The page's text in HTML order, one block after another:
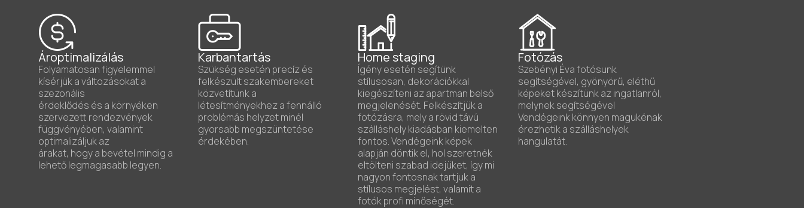
Ároptimalizálás
Folyamatosan figyelemmel
kísérjük a változásokat a
szezonális
érdeklődés és a környéken
szervezett rendezvények
függvényében, valamint
optimalizáljuk az
árakat, hogy a bevétel mindig a
lehető legmagasabb legyen.
Karbantartás
Szükség esetén precíz és
felkészült szakembereket
közvetítünk a
létesítményekhez a fennálló
problémás helyzet minél
gyorsabb megszüntetése
érdekében.
Home staging
Ígény esetén segítünk
stílusosan, dekorációkkal
kiegészíteni az apartman belső
megjelenését. Felkészítjük a
fotózásra, mely a rövid távú
szálláshely kiadásban kiemelten
fontos. Vendégeink képek
alapján döntik el, hol szeretnék
eltölteni szabad idejüket, így mi
nagyon fontosnak tartjuk a
stílusos megjelést, valamit a
fotók profi minőségét.
Fotózás
Szebényi Éva fotósunk
segítségével, gyönyörű, eléthű
képeket készítünk az ingatlanról,
melynek segítségével
Vendégeink könnyen magukénak
érezhetik a szálláshelyek
hangulatát.